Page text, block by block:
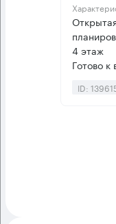
4 этаж
Готово к
ID: